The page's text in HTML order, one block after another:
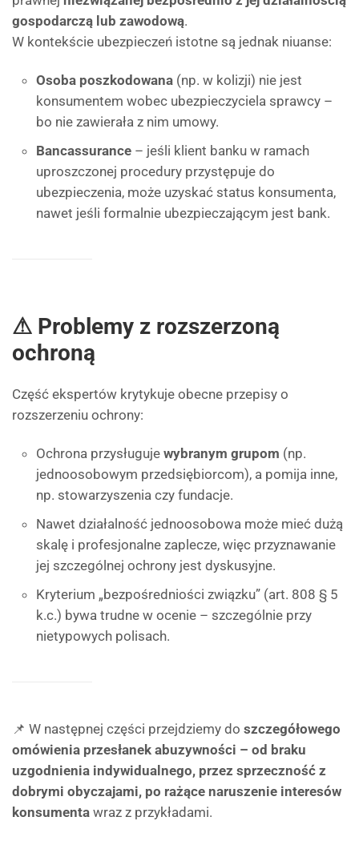
gospodarczą lub zawodową.
W kontekście ubezpieczeń istotne są jednak niuanse:
Osoba poszkodowana (np. w kolizji) nie jest
konsumentem wobec ubezpieczyciela sprawcy –
bo nie zawierała z nim umowy.
Bancassurance – jeśli klient banku w ramach
uproszczonej procedury przystępuje do
ubezpieczenia, może uzyskać status konsumenta,
nawet jeśli formalnie ubezpieczającym jest bank.
⚠ Problemy z rozszerzoną
ochroną
Część ekspertów krytykuje obecne przepisy o
rozszerzeniu ochrony:
Ochrona przysługuje wybranym grupom (np.
jednoosobowym przedsiębiorcom), a pomija inne,
np. stowarzyszenia czy fundacje.
Nawet działalność jednoosobowa może mieć dużą
skalę i profesjonalne zaplecze, więc przyznawanie
jej szczególnej ochrony jest dyskusyjne.
Kryterium „bezpośredniości związku” (art. 808 § 5
k.c.) bywa trudne w ocenie – szczególnie przy
nietypowych polisach.
📌 W następnej części przejdziemy do szczegółowego
omówienia przesłanek abuzywności – od braku
uzgodnienia indywidualnego, przez sprzeczność z
dobrymi obyczajami, po rażące naruszenie interesów
konsumenta wraz z przykładami.